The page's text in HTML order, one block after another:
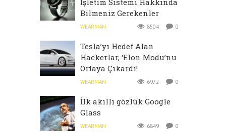
İşletim Sistemi Hakkında
Bilmeniz Gerekenler
WEARMAN 8504 0
Tesla’yı Hedef Alan
Hackerlar, ‘Elon Modu’nu
Ortaya Çıkardı!
WEARMAN 6972 0
İlk akıllı gözlük Google
Glass
WEARMAN 6849 0